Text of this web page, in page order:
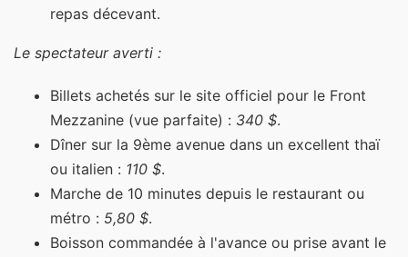
repas décevant.
Le spectateur averti :
Billets achetés sur le site officiel pour le Front
Mezzanine (vue parfaite) : 340 $.
Dîner sur la 9ème avenue dans un excellent thaï
ou italien : 110 $.
Marche de 10 minutes depuis le restaurant ou
métro : 5,80 $.
Boisson commandée à l'avance ou prise avant le